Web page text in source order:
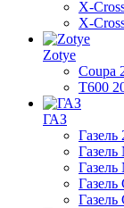
X-
X-
Zotye
Coupa
T600
ГАЗ
Газель
Газель
Газель